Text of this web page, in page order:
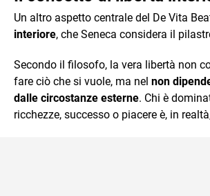
Un altro aspetto centrale del De Vita
interiore, che Seneca considera il
Secondo il filosofo, la vera libertà non
fare ciò che si vuole, ma nel non
dalle circostanze esterne. Chi è
ricchezze, successo o piacere è, in